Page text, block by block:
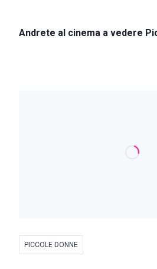
Andrete al cinema a vedere
PICCOLE DONNE